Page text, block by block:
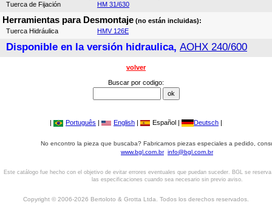
Tuerca de Fijación
HM 31/630
Herramientas para Desmontaje (no están incluidas):
Tuerca Hidráulica
HMV 126E
Disponible en la versión hidraulica, AOHX 240/600
volver
Buscar por codigo:
| Português | English | Español | Deutsch |
No encontro la pieza que buscaba? Fabricamos piezas especiales a pedido,
www.bgl.com.br info@bgl.com.br
Este catálogo fue hecho con el objetivo de evitar errores eventuales que puedan suceder. BGL se
las especificaciones cuando sea necesario sin previo aviso.
Copyright © 2006-2026 Bertoloto & Grotta Ltda. Todos los derechos reservados.